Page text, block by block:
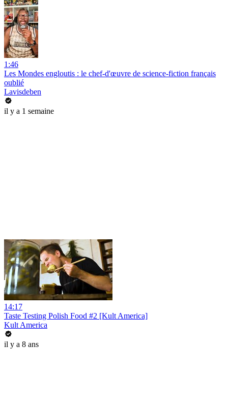
1:46
Les Mondes engloutis : le chef-d'œuvre de science-fiction français
oublié
Lavisdeben
il y a 1 semaine
14:17
Taste Testing Polish Food #2 [Kult America]
Kult America
il y a 8 ans